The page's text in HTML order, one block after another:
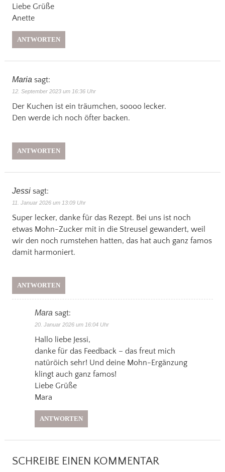
Liebe Grüße
Anette
ANTWORTEN
Maria sagt:
12. September 2023 um 16:36 Uhr
Der Kuchen ist ein träumchen, soooo lecker.
Den werde ich noch öfter backen.
ANTWORTEN
Jessi sagt:
11. Januar 2026 um 13:09 Uhr
Super lecker, danke für das Rezept. Bei uns ist noch
etwas Mohn-Zucker mit in die Streusel gewandert, weil
wir den noch rumstehen hatten, das hat auch ganz famos
damit harmoniert.
ANTWORTEN
Mara sagt:
20. Januar 2026 um 16:04 Uhr
Hallo liebe Jessi,
danke für das Feedback – das freut mich
natüröich sehr! Und deine Mohn-Ergänzung
klingt auch ganz famos!
Liebe Grüße
Mara
ANTWORTEN
SCHREIBE EINEN KOMMENTAR